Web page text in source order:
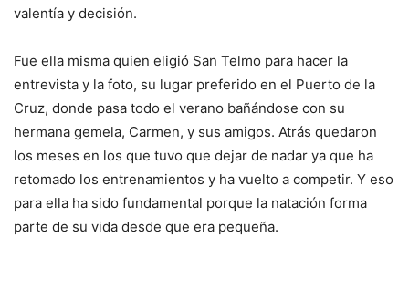
valentía y decisión.
Fue ella misma quien eligió San Telmo para hacer la
entrevista y la foto, su lugar preferido en el Puerto de la
Cruz, donde pasa todo el verano bañándose con su
hermana gemela, Carmen, y sus amigos. Atrás quedaron
los meses en los que tuvo que dejar de nadar ya que ha
retomado los entrenamientos y ha vuelto a competir. Y eso
para ella ha sido fundamental porque la natación forma
parte de su vida desde que era pequeña.